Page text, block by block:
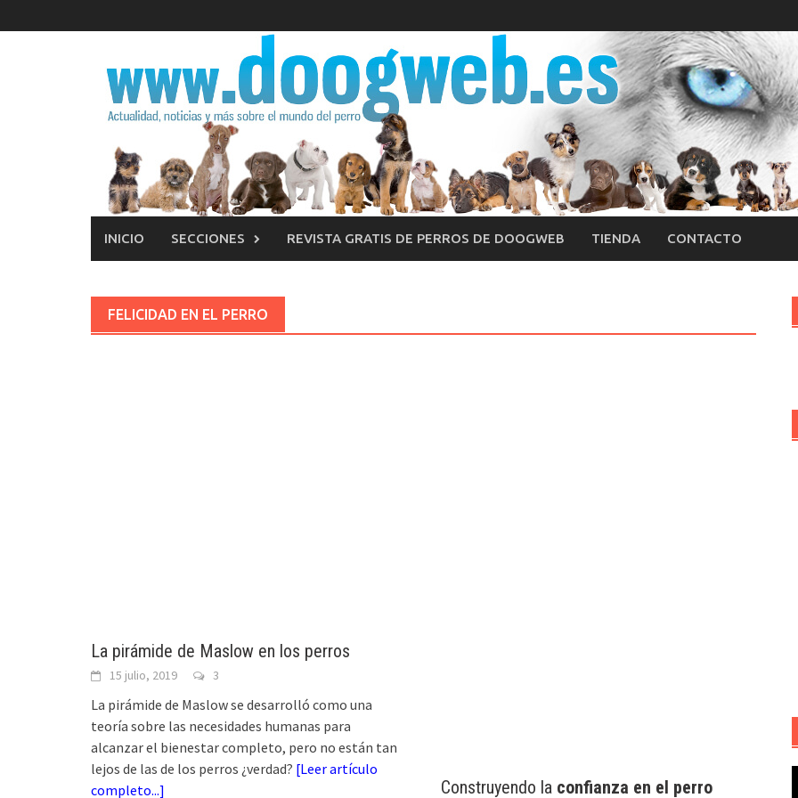
al
INICIO SECCIONES REVISTA GRATIS DE PERROS DE DOOGWEB TIENDA CONTACTO
FELICIDAD EN EL PERRO
La pirámide de Maslow en los perros
15 julio, 2019 3
La pirámide de Maslow se desarrolló como una
teoría sobre las necesidades humanas para
alcanzar el bienestar completo, pero no están tan
lejos de las de los perros ¿verdad? [Leer artículo
completo...] Construyendo la confianza en el perro